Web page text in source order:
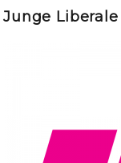
Junge Liberale